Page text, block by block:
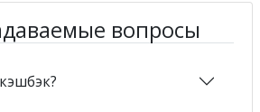
вопросы